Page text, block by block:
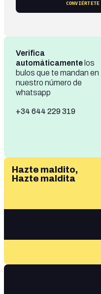
Verifica
automáticamente los
bulos que te mandan en
nuestro número de
whatsapp
+34 644 229 319
Hazte maldito,
Hazte maldita